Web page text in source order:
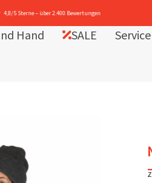
Hand SALE